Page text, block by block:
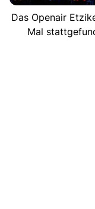
Das Openair
Mal